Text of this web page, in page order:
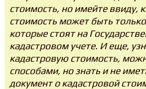
стоимость, но имейте ввиду,
стоимость может быть
которые стоят на
кадастровом учете. И еще,
кадастровую стоимость,
способами, но знать и не
документ о кадастровой